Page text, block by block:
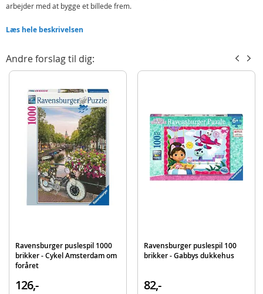
arbejder med at bygge et billede frem.
Detaljer:
Alder: fra 10 år
Produktdetaljer
8005125355426
Clementoni
Læs hele beskrivelsen
Andre forslag til dig:
Ravensburger puslespil 1000
brikker - Cykel Amsterdam om
foråret
126,-
Ravensburger puslespil 100
brikker - Gabbys dukkehus
82,-